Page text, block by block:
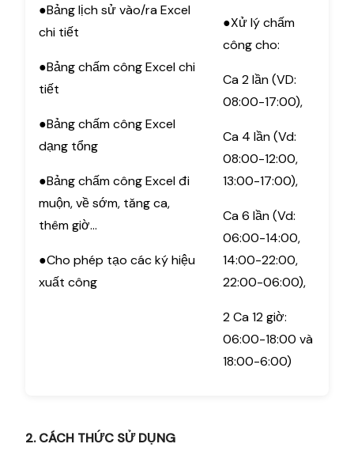
●Bảng lịch sử vào/ra Excel
chi tiết
●Bảng chấm công Excel chi
tiết
●Bảng chấm công Excel
dạng tổng
●Bảng chấm công Excel đi
muộn, về sớm, tăng ca,
thêm giờ…
●Cho phép tạo các ký hiệu
xuất công
●Xử lý chấm
công cho:
Ca 2 lần (VD:
08:00-17:00),
Ca 4 lần (Vd:
08:00-12:00,
13:00-17:00),
Ca 6 lần (Vd:
06:00-14:00,
14:00-22:00,
22:00-06:00),
2 Ca 12 giờ:
06:00-18:00 và
18:00-6:00)
2. CÁCH THỨC SỬ DỤNG